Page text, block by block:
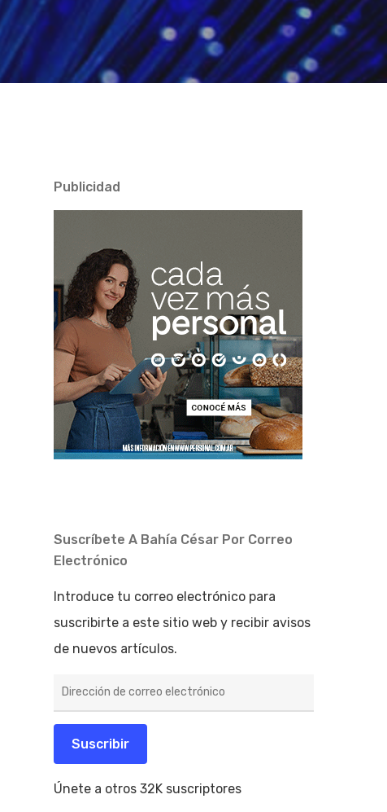
Publicidad
Suscríbete A Bahía César Por Correo
Electrónico
Introduce tu correo electrónico para
suscribirte a este sitio web y recibir avisos
de nuevos artículos.
de
electrónico
Suscribir
Únete a otros 32K suscriptores